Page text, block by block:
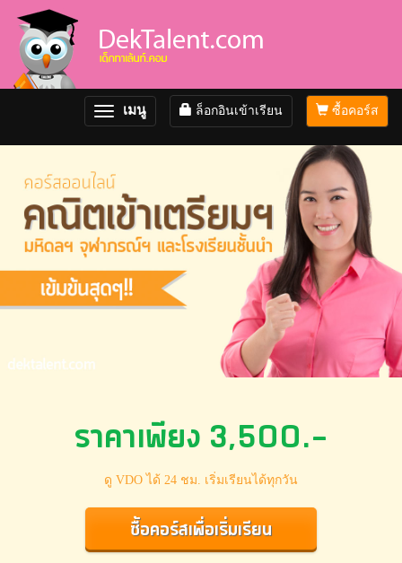
ซื้อคอร์ส
ล็อกอินเข้าเรียน
Toggle
navigation
เมนู
ราคาเพียง 3,500.-
ดู VDO ได้ 24 ชม. เริ่มเรียนได้ทุกวัน
ซื้อคอร์สเพื่อเริ่มเรียน